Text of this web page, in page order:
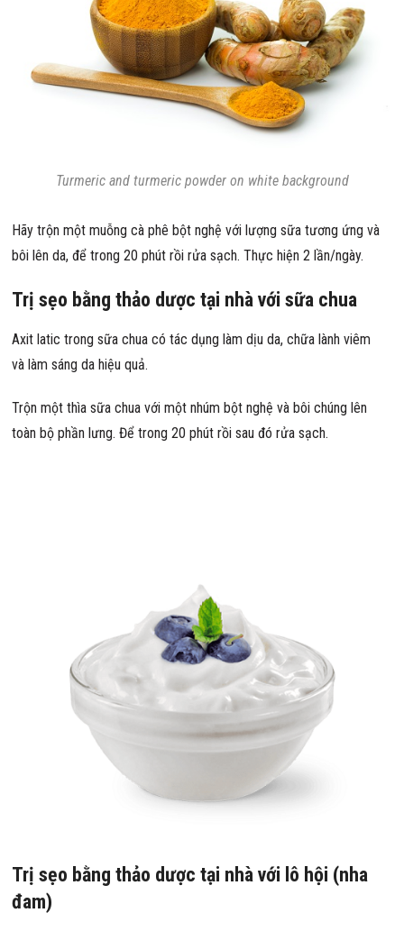
Turmeric and turmeric powder on white background
Hãy trộn một muỗng cà phê bột nghệ với lượng sữa tương ứng và
bôi lên da, để trong 20 phút rồi rửa sạch. Thực hiện 2 lần/ngày.
Trị sẹo bằng thảo dược tại nhà với sữa chua
Axit latic trong sữa chua có tác dụng làm dịu da, chữa lành viêm
và làm sáng da hiệu quả.
Trộn một thìa sữa chua với một nhúm bột nghệ và bôi chúng lên
toàn bộ phần lưng. Để trong 20 phút rồi sau đó rửa sạch.
Trị sẹo bằng thảo dược tại nhà với lô hội (nha
đam)